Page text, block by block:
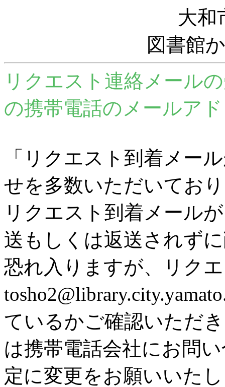
大和
図書館
リクエスト連絡メール
の携帯電話のメールア
「リクエスト到着メー
せを多数いただいてお
リクエスト到着メール
送もしくは返送されず
恐れ入りますが、リク
ているかご確認いただ
は携帯電話会社にお問
定に変更をお願いいた